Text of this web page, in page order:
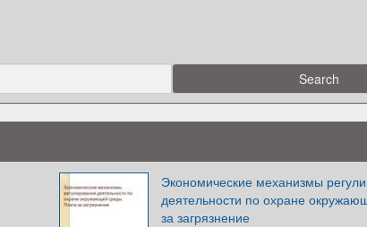
Экономические механизмы
деятельности по охране
за загрязнение